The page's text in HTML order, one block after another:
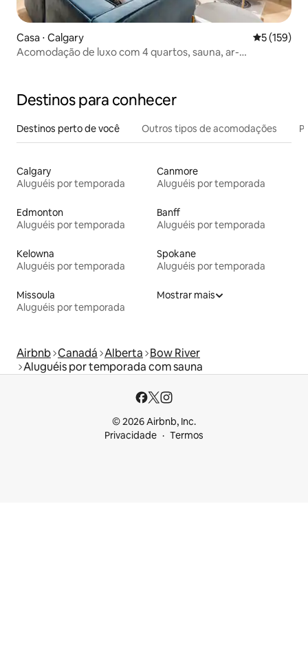
Casa ⋅ Calgary 5 de uma
5 (159)
Acomodação de luxo com 4 quartos, sauna, ar-
Destinos para conhecer
Destinos perto de você Outros tipos de acomodações
Calgary
Aluguéis por temporada
Canmore
Aluguéis por temporada
Edmonton
Aluguéis por temporada
Banff
Aluguéis por temporada
Kelowna
Aluguéis por temporada
Spokane
Aluguéis por temporada
Missoula
Aluguéis por temporada
Mostrar mais
Airbnb Canadá Alberta Bow River
Aluguéis por temporada com sauna
© 2026 Airbnb, Inc.
Privacidade
Termos